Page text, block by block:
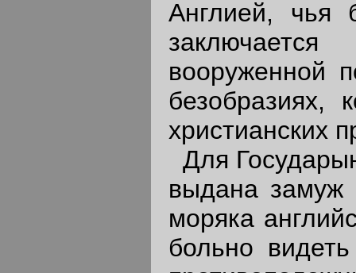
Англией, чья
вооруженной
безобразиях,
христианских
Для
выдана замуж
моряка
больно